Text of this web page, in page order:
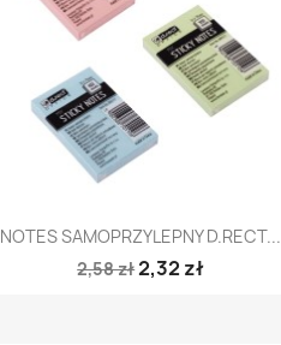
Szybki podgląd
NOTES SAMOPRZYLEPNY D.RECT...
2,58 zł2,32 zł